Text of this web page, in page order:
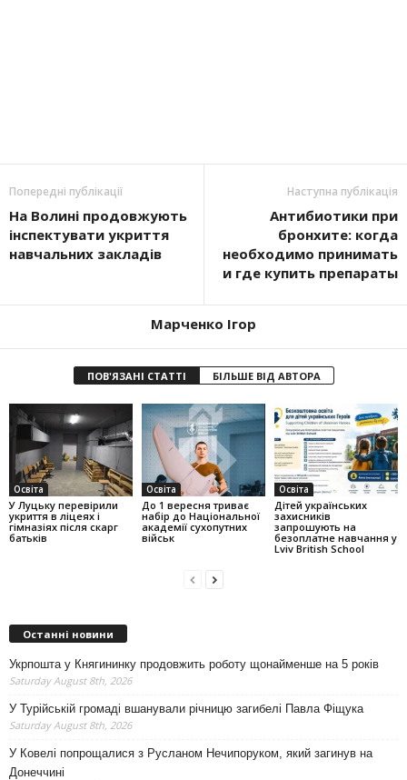
Попередні публікації
На Волині продовжують
інспектувати укриття
навчальних закладів
Наступна публікація
Антибиотики при
бронхите: когда
необходимо принимать
и где купить препараты
Марченко Ігор
ПОВ'ЯЗАНІ СТАТТІ БІЛЬШЕ ВІД АВТОРА
Освіта
У Луцьку перевірили
укриття в ліцеях і
гімназіях після скарг
батьків
Освіта
До 1 вересня триває
набір до Національної
академії сухопутних
військ
Освіта
Дітей українських
захисників
запрошують на
безоплатне навчання у
Lviv British School
Останні новини
Укрпошта у Княгининку продовжить роботу щонайменше на 5 років
Saturday August 8th, 2026
У Турійській громаді вшанували річницю загибелі Павла Фіщука
Saturday August 8th, 2026
У Ковелі попрощалися з Русланом Нечипоруком, який загинув на
Донеччині